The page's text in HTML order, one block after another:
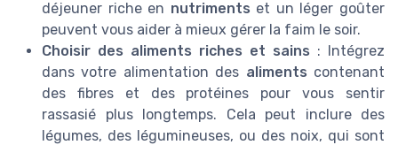
déjeuner riche en nutriments et un léger goûter
peuvent vous aider à mieux gérer la faim le soir.
Choisir des aliments riches et sains : Intégrez
dans votre alimentation des aliments contenant
des fibres et des protéines pour vous sentir
rassasié plus longtemps. Cela peut inclure des
légumes, des légumineuses, ou des noix, qui sont